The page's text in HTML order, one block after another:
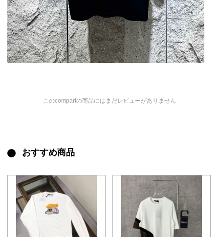
このcompartの商品にはまだレビューがありません
おすすめ商品